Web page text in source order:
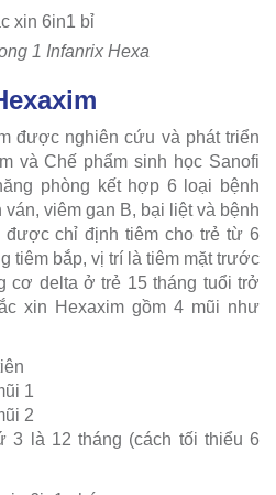
1 Infanrix Hexa
được nghiên cứu và phát triển
và Chế phẩm sinh học Sanofi
phòng kết hợp 6 loại bệnh
viêm gan B, bại liệt và bệnh
chỉ định tiêm cho trẻ từ 6
tiêm bắp, vị trí là tiêm mặt trước
cơ delta ở trẻ 15 tháng tuổi trở
xin Hexaxim gồm 4 mũi như
1
2
3 là 12 tháng (cách tối thiểu 6